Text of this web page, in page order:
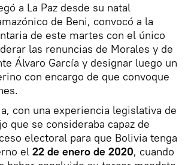
a La Paz desde su natal
de Beni, convocó a la
de este martes con el único
las renuncias de Morales y de
Álvaro García y designar luego un
con encargo de que convoque
con una experiencia legislativa de
que se consideraba capaz de
electoral para que Bolivia tenga
el 22 de enero de 2020, cuando